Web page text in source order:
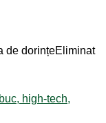
de dorințeEliminat